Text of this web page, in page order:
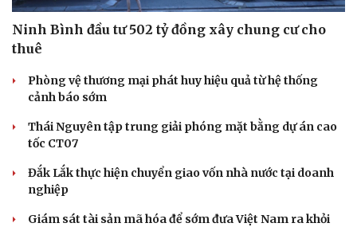
Văn hóa
Sân khấu - Điện ảnh
Văn học
Di sản
Nghệ sĩ
Thời trang
Ninh Bình đầu tư 502 tỷ đồng xây chung cư cho
thuê
Phòng vệ thương mại phát huy hiệu quả từ hệ thống
cảnh báo sớm
Thái Nguyên tập trung giải phóng mặt bằng dự án cao
tốc CT07
Đắk Lắk thực hiện chuyển giao vốn nhà nước tại doanh
nghiệp
Giám sát tài sản mã hóa để sớm đưa Việt Nam ra khỏi